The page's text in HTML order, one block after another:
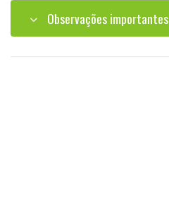
Observações importantes